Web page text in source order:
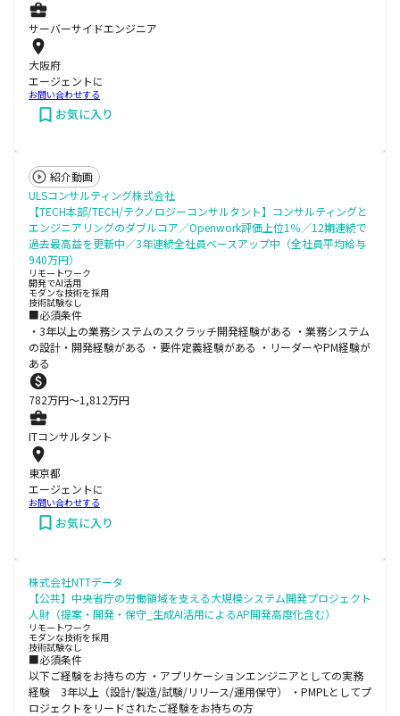
サーバーサイドエンジニア
大阪府
エージェントに
お問い合わせする
お気に入り
紹介動画
ULSコンサルティング株式会社
【TECH本部/TECH/テクノロジーコンサルタント】コンサルティングと
エンジニアリングのダブルコア／Openwork評価上位1％／12期連続で
過去最高益を更新中／3年連続全社員ベースアップ中（全社員平均給与
940万円）
リモートワーク
開発でAI活用
モダンな技術を採用
技術試験なし
■必須条件
・3年以上の業務システムのスクラッチ開発経験がある ・業務システム
の設計・開発経験がある ・要件定義経験がある ・リーダーやPM経験が
ある
782万円〜1,812万円
ITコンサルタント
東京都
エージェントに
お問い合わせする
お気に入り
株式会社NTTデータ
【公共】中央省庁の労働領域を支える大規模システム開発プロジェクト
人財（提案・開発・保守_生成AI活用によるAP開発高度化含む）
リモートワーク
モダンな技術を採用
技術試験なし
■必須条件
以下ご経験をお持ちの方 ・アプリケーションエンジニアとしての実務
経験 3年以上（設計/製造/試験/リリース/運用保守） ・PMPLとしてプ
ロジェクトをリードされたご経験をお持ちの方